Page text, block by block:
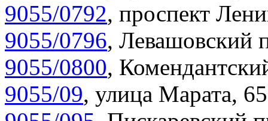
9055/0792, проспект
9055/0796, Левашовский
9055/0800,
9055/09, улица Марата, 65